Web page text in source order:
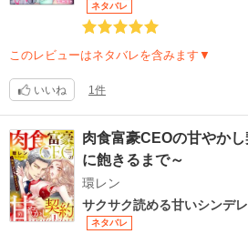
ネタバレ
このレビューはネタバレを含みます▼
いいね 1件
肉食富豪CEOの甘やか
に飽きるまで～
環レン
サクサク読める甘いシンデ
ネタバレ